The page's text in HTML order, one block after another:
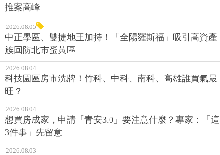
推案高峰
2026.08.05
中正學區、雙捷地王加持！「全陽羅斯福」吸引高資產
族回防北市蛋黃區
2026.08.04
科技園區房市洗牌！竹科、中科、南科、高雄誰買氣最
旺？
2026.08.04
想買房成家，申請「青安3.0」要注意什麼？專家：「這
3件事」先留意
2026.08.03